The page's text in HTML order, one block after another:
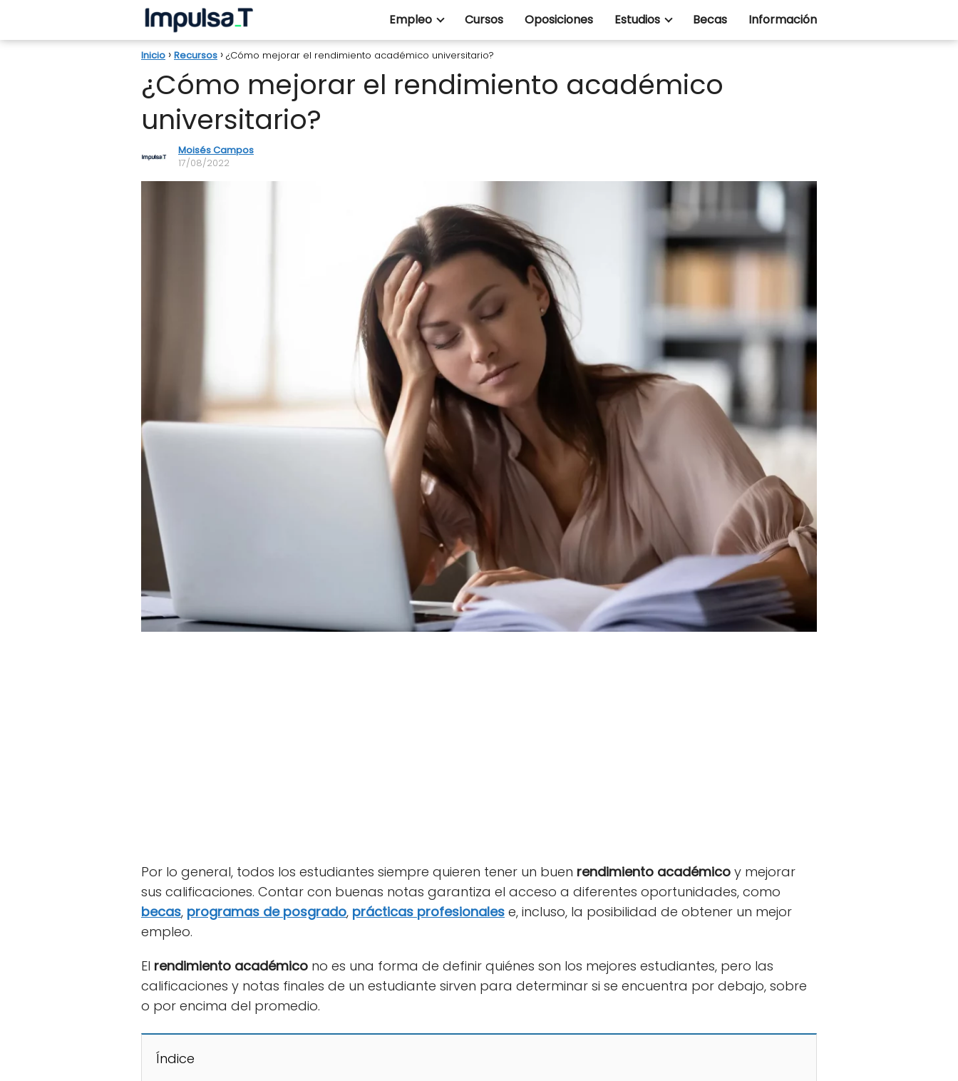
Empleo Cursos Oposiciones Estudios Becas Información
Inicio Recursos ¿Cómo mejorar el rendimiento académico universitario?
¿Cómo mejorar el rendimiento académico
universitario?
Moisés Campos
17/08/2022
Por lo general, todos los estudiantes siempre quieren tener un buen rendimiento académico y mejorar
sus calificaciones. Contar con buenas notas garantiza el acceso a diferentes oportunidades, como
becas, programas de posgrado, prácticas profesionales e, incluso, la posibilidad de obtener un mejor
empleo.
El rendimiento académico no es una forma de definir quiénes son los mejores estudiantes, pero las
calificaciones y notas finales de un estudiante sirven para determinar si se encuentra por debajo, sobre
o por encima del promedio.
Índice